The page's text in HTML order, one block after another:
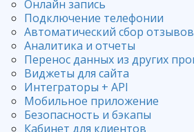
Онлайн запись
Подключение телефонии
Автоматический сбор отзывов
Аналитика и отчеты
Перенос данных из других
Виджеты для сайта
Интеграторы + API
Мобильное приложение
Безопасность и бэкапы
Кабинет для клиентов